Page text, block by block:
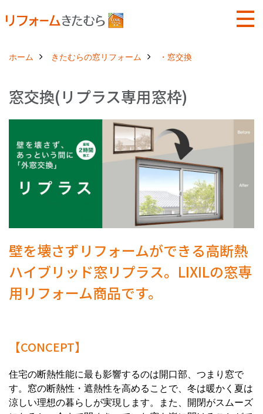
ホーム きたむらの窓リフォーム ・窓交換
窓交換(リプラス専用窓枠)
壁を壊さずリフォームができる高断熱
ハイブリッド窓リプラス。LIXILの窓専
用リフォーム商品です。
【CONCEPT】
住宅の断熱性能に最も影響するのは開口部、つまり窓で
す。窓の断熱性・遮熱性を高めることで、冬は暖かく夏は
涼しい理想の暮らしが実現します。また、開閉がスムーズ